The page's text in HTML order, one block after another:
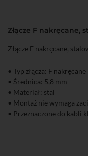
Złącze F nakręcane,
Złącze F nakręcane,
• Typ złącza: F nakręcane
• Średnica: 5,8 mm
• Materiał: stal
• Montaż nie wymaga
• Przeznaczone do kabli